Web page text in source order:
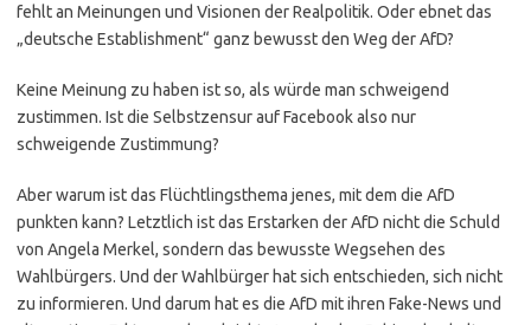
fehlt an Meinungen und Visionen der Realpolitik. Oder ebnet das
„deutsche Establishment“ ganz bewusst den Weg der AfD?
Keine Meinung zu haben ist so, als würde man schweigend
zustimmen. Ist die Selbstzensur auf Facebook also nur
schweigende Zustimmung?
Aber warum ist das Flüchtlingsthema jenes, mit dem die AfD
punkten kann? Letztlich ist das Erstarken der AfD nicht die Schuld
von Angela Merkel, sondern das bewusste Wegsehen des
Wahlbürgers. Und der Wahlbürger hat sich entschieden, sich nicht
zu informieren. Und darum hat es die AfD mit ihren Fake-News und